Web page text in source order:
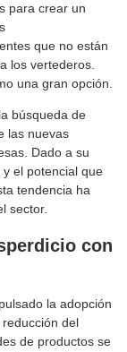
para crear un
que no están
los vertederos.
una gran opción.
búsqueda de
las nuevas
Dado a su
el potencial que
tendencia ha
sector.
con
la adopción
del
de productos se